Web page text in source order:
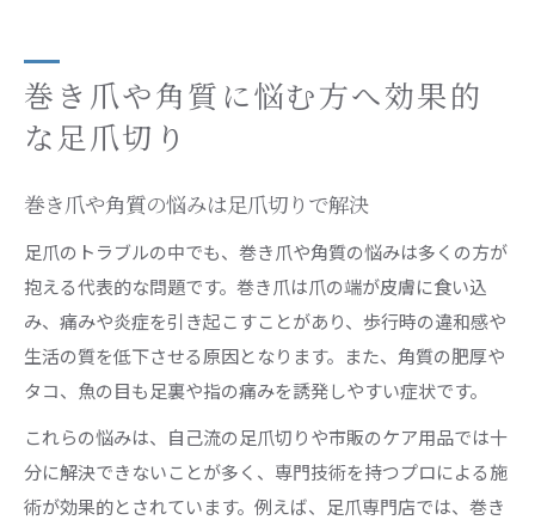
巻き爪や角質に悩む方へ効果的
な足爪切り
巻き爪や角質の悩みは足爪切りで解決
足爪のトラブルの中でも、巻き爪や角質の悩みは多くの方が
抱える代表的な問題です。巻き爪は爪の端が皮膚に食い込
み、痛みや炎症を引き起こすことがあり、歩行時の違和感や
生活の質を低下させる原因となります。また、角質の肥厚や
タコ、魚の目も足裏や指の痛みを誘発しやすい症状です。
これらの悩みは、自己流の足爪切りや市販のケア用品では十
分に解決できないことが多く、専門技術を持つプロによる施
術が効果的とされています。例えば、足爪専門店では、巻き